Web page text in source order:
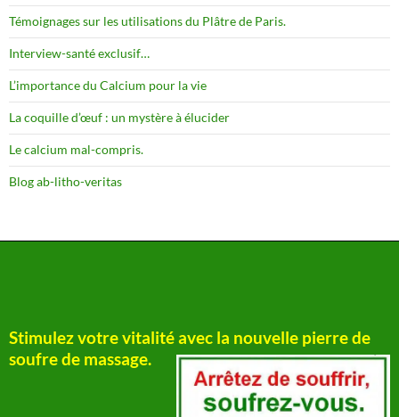
Témoignages sur les utilisations du Plâtre de Paris.
Interview-santé exclusif…
L’importance du Calcium pour la vie
La coquille d’œuf : un mystère à élucider
Le calcium mal-compris.
Blog ab-litho-veritas
Stimulez votre vitalité avec la nouvelle pierre de
soufre de massage.